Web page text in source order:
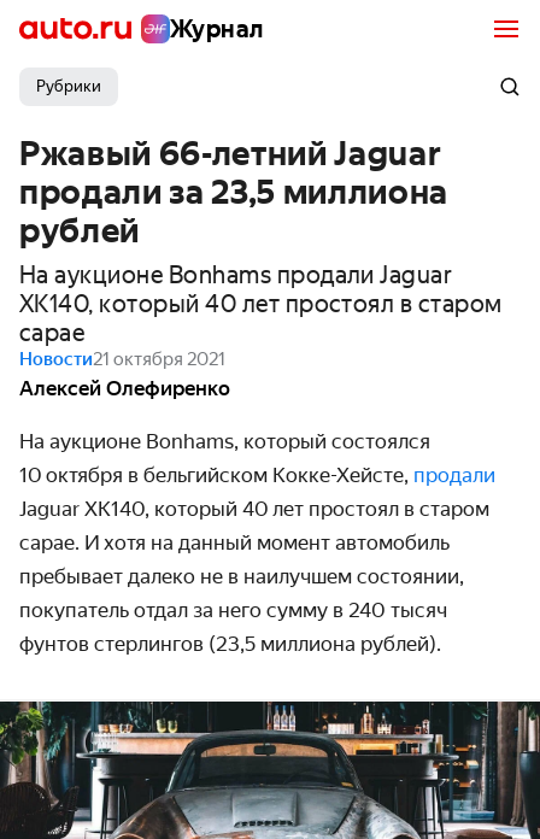
Журнал
Рубрики
Ржавый 66-летний Jaguar
продали за 23,5 миллиона
рублей
На аукционе Bonhams продали Jaguar
XK140, который 40 лет простоял в старом
сарае
Новости21 октября 2021
Алексей Олефиренко
На аукционе Bonhams, который состоялся
10 октября в бельгийском Кокке-Хейсте, продали
Jaguar XK140, который 40 лет простоял в старом
сарае. И хотя на данный момент автомобиль
пребывает далеко не в наилучшем состоянии,
покупатель отдал за него сумму в 240 тысяч
фунтов стерлингов (23,5 миллиона рублей).